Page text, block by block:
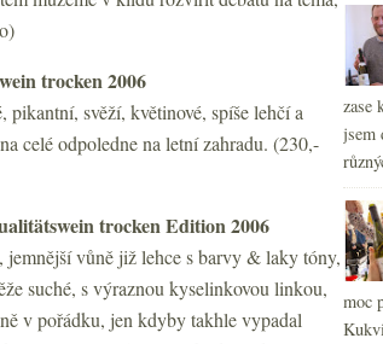
trocken 2006
svěží, květinové, spíše lehčí a
celé odpoledne na letní zahradu. (230,-
trocken Edition 2006
vůně již lehce s barvy & laky tóny,
suché, s výraznou kyselinkovou linkou,
v pořádku, jen kdyby takhle vypadal
zase
jsem
moc